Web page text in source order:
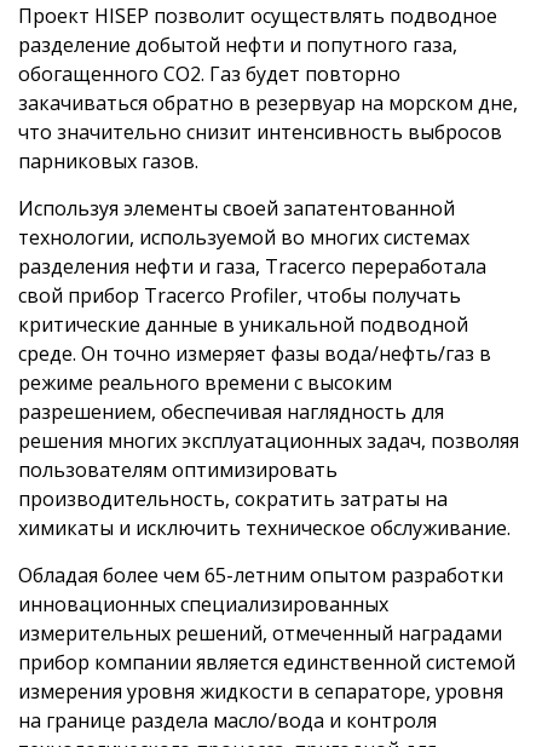
Проект HISEP позволит осуществлять подводное
разделение добытой нефти и попутного газа,
обогащенного CO2. Газ будет повторно
закачиваться обратно в резервуар на морском дне,
что значительно снизит интенсивность выбросов
парниковых газов.
Используя элементы своей запатентованной
технологии, используемой во многих системах
разделения нефти и газа, Tracerco переработала
свой прибор Tracerco Profiler, чтобы получать
критические данные в уникальной подводной
среде. Он точно измеряет фазы вода/нефть/газ в
режиме реального времени с высоким
разрешением, обеспечивая наглядность для
решения многих эксплуатационных задач, позволяя
пользователям оптимизировать
производительность, сократить затраты на
химикаты и исключить техническое обслуживание.
Обладая более чем 65-летним опытом разработки
инновационных специализированных
измерительных решений, отмеченный наградами
прибор компании является единственной системой
измерения уровня жидкости в сепараторе, уровня
на границе раздела масло/вода и контроля